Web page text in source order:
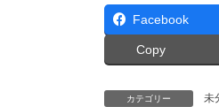
Facebook
Copy
カテゴリー 未